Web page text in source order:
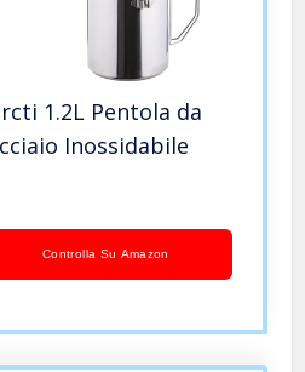
1.2L Pentola da
Inossidabile
Controlla Su Amazon